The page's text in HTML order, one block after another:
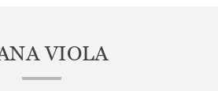
VIOLA